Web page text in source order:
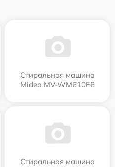
Стиральная машина
Midea MV-WM610E6
Стиральная машина